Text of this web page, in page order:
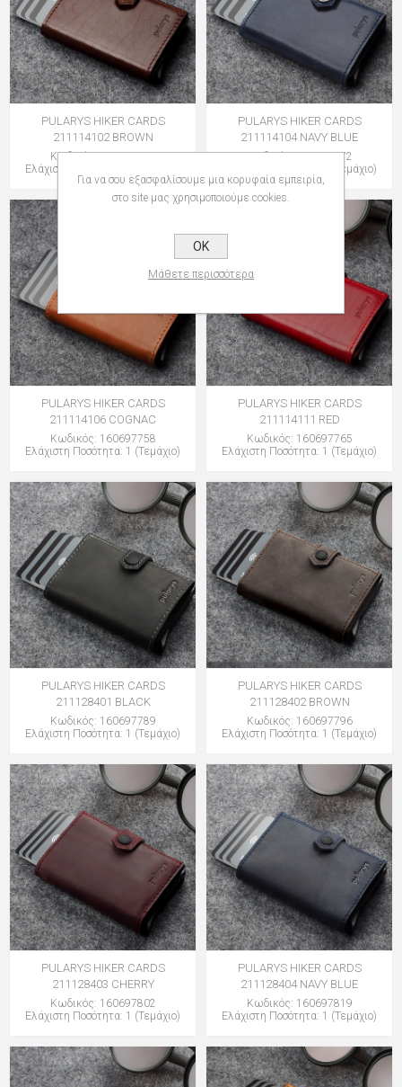
PULARYS HIKER CARDS
211114102 BROWN
Κωδικός: 160697741
Ελάχιστη Ποσότητα: 1 (Τεμάχιο)
PULARYS HIKER CARDS
211114104 NAVY BLUE
Κωδικός: 160697772
Ελάχιστη Ποσότητα: 1 (Τεμάχιο)
PULARYS HIKER CARDS
211114106 COGNAC
Κωδικός: 160697758
Ελάχιστη Ποσότητα: 1 (Τεμάχιο)
PULARYS HIKER CARDS
211114111 RED
Κωδικός: 160697765
Ελάχιστη Ποσότητα: 1 (Τεμάχιο)
PULARYS HIKER CARDS
211128401 BLACK
Κωδικός: 160697789
Ελάχιστη Ποσότητα: 1 (Τεμάχιο)
PULARYS HIKER CARDS
211128402 BROWN
Κωδικός: 160697796
Ελάχιστη Ποσότητα: 1 (Τεμάχιο)
PULARYS HIKER CARDS
211128403 CHERRY
Κωδικός: 160697802
Ελάχιστη Ποσότητα: 1 (Τεμάχιο)
PULARYS HIKER CARDS
211128404 NAVY BLUE
Κωδικός: 160697819
Ελάχιστη Ποσότητα: 1 (Τεμάχιο)
Για να σου εξασφαλίσουμε μια κορυφαία εμπειρία,
στο site μας χρησιμοποιούμε cookies.
OK
Μάθετε περισσότερα